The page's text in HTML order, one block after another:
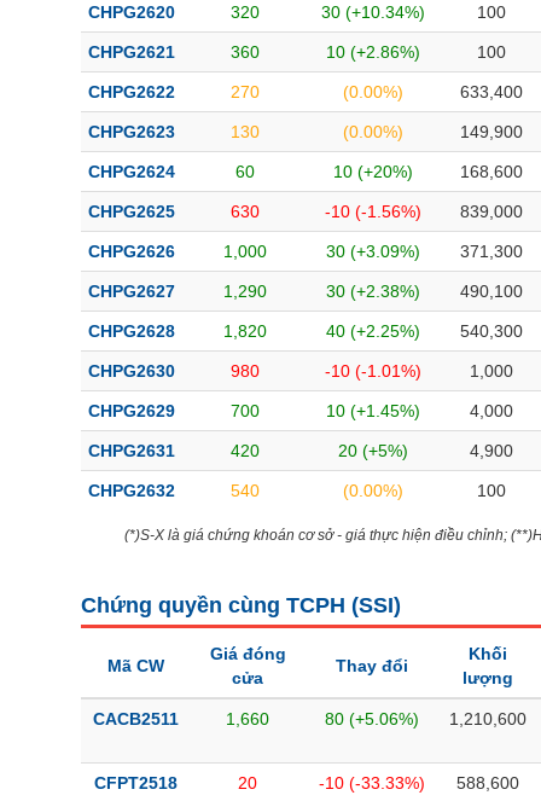
CHPG2620 320 30 (+10.34%) 100
CHPG2621 360 10 (+2.86%) 100
CHPG2622 270 (0.00%) 633,400
CHPG2623 130 (0.00%) 149,900
CHPG2624 60 10 (+20%) 168,600
CHPG2625 630 -10 (-1.56%) 839,000
CHPG2626 1,000 30 (+3.09%) 371,300
CHPG2627 1,290 30 (+2.38%) 490,100
CHPG2628 1,820 40 (+2.25%) 540,300
CHPG2630 980 -10 (-1.01%) 1,000
CHPG2629 700 10 (+1.45%) 4,000
CHPG2631 420 20 (+5%) 4,900
CHPG2632 540 (0.00%) 100
(*)S-X là giá chứng khoán cơ sở - giá thực hiện điều chỉnh;
Chứng quyền cùng TCPH (SSI)
Mã CW
Giá đóng
cửa
Thay đổi
Khối
lượng
CACB2511 1,660 80 (+5.06%) 1,210,600
CFPT2518 20 -10 (-33.33%) 588,600